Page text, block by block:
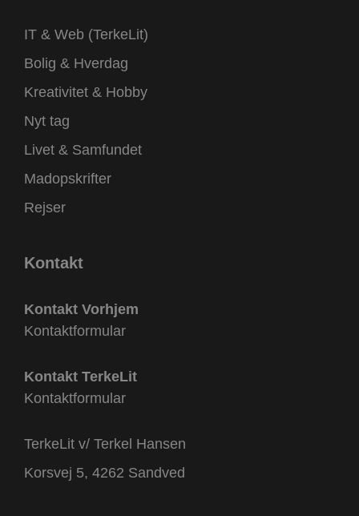
IT & Web (TerkeLit)
Bolig & Hverdag
Kreativitet & Hobby
Nyt tag
Livet & Samfundet
Madopskrifter
Rejser
Kontakt
Kontakt Vorhjem
Kontaktformular
Kontakt TerkeLit
Kontaktformular
TerkeLit v/ Terkel Hansen
Korsvej 5, 4262 Sandved